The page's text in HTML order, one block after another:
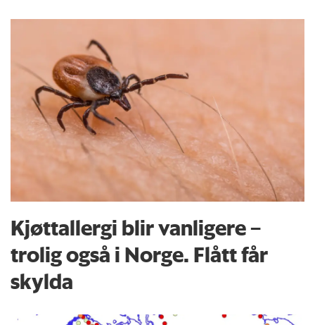
Kjøttallergi blir vanligere –
trolig også i Norge. Flått får
skylda